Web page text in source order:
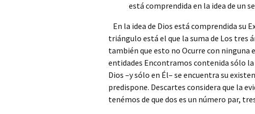
está comprendida en la idea de un
En la idea de Dios está comprendida su
triángulo está el que la suma de Los tres
también que esto no Ocurre con ninguna
entidades Encontramos contenida sólo
Dios –y sólo en Él– se encuentra su
predispone. Descartes considera que la
tené­mos de que dos es un número par,